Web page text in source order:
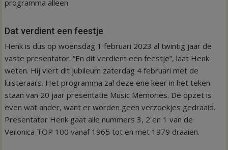
programma alleen.
Dat verdient een feestje
Henk is dus op woensdag 1 februari 2023 al twintig jaar de
vaste presentator. “En dit verdient een feestje”, laat Henk
weten. Hij viert dit jubileum zaterdag 4 februari met de
luisteraars. Het programma zal deze ene keer in het teken
staan van 20 jaar presentatie Music Memories. De opzet is
even wat ander, want er worden geen verzoekjes gedraaid.
Presentator Henk gaat alle nummers 3, 2 en 1 van de
Veronica TOP 100 vanaf 1965 tot en met 1979 draaien.